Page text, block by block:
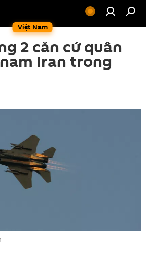
Việt Nam
2 căn cứ quân
Iran trong